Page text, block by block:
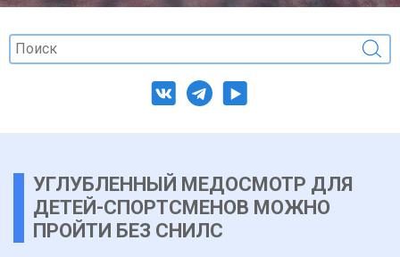
УГЛУБЛЕННЫЙ МЕДОСМОТР ДЛЯ
ДЕТЕЙ-СПОРТСМЕНОВ МОЖНО
ПРОЙТИ БЕЗ СНИЛС